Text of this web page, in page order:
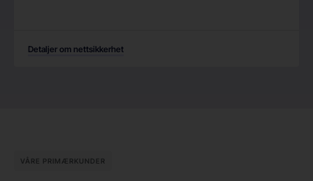
Detaljer om nettsikkerhet
VÅRE PRIMÆRKUNDER